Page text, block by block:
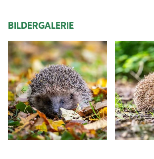
BILDERGALERIE